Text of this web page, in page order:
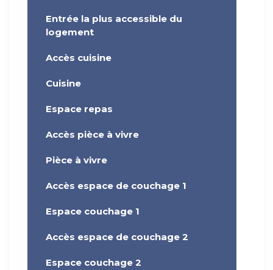
Entrée la plus accessible du
logement
Accès cuisine
Cuisine
Espace repas
Accès pièce à vivre
Pièce à vivre
Accès espace de couchage 1
Espace couchage 1
Accès espace de couchage 2
Espace couchage 2